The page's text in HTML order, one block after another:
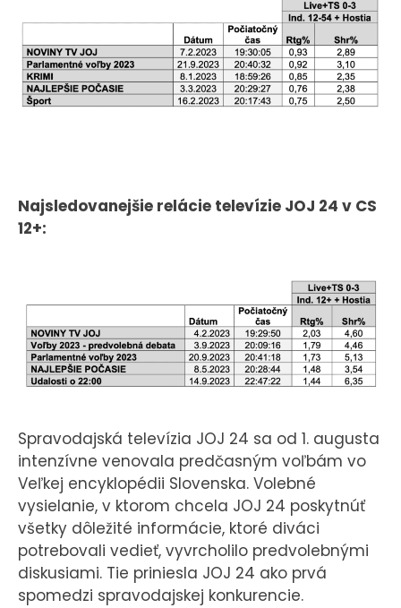
Najsledovanejšie relácie televízie JOJ 24 v CS
12+:
Spravodajská televízia JOJ 24 sa od 1. augusta
intenzívne venovala predčasným voľbám vo
Veľkej encyklopédii Slovenska. Volebné
vysielanie, v ktorom chcela JOJ 24 poskytnúť
všetky dôležité informácie, ktoré diváci
potrebovali vedieť, vyvrcholilo predvolebnými
diskusiami. Tie priniesla JOJ 24 ako prvá
spomedzi spravodajskej konkurencie.